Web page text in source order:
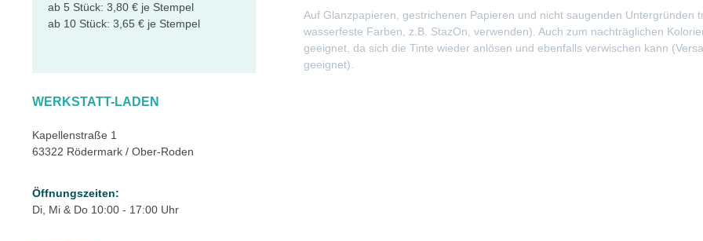
ab 5 Stück: 3,80 € je Stempel
ab 10 Stück: 3,65 € je Stempel
WERKSTATT-LADEN
Kapellenstraße 1
63322 Rödermark / Ober-Roden
Öffnungszeiten:
Di, Mi & Do 10:00 - 17:00 Uhr
Auf Glanzpapieren, gestrichenen Papieren und nicht saugenden
wasserfeste Farben, z.B. StazOn, verwenden). Auch zum nachträglichen
geeignet, da sich die Tinte wieder anlösen und ebenfalls verwischen kann
geeignet).